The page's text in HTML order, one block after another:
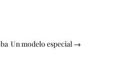
Un modelo especial →